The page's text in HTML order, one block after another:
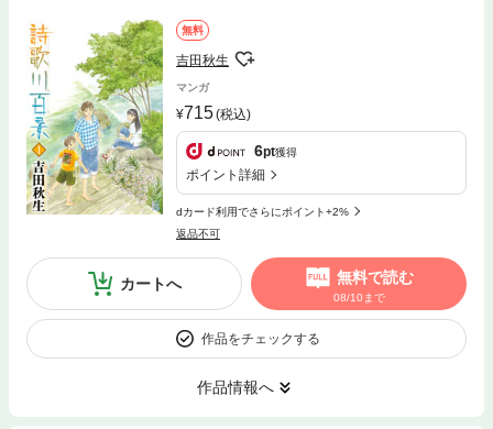
無料
吉田秋生
マンガ
715(税込)
6pt獲得
ポイント詳細
dカード利用でさらにポイント+2%
返品不可
カートへ 無料で読む
08/10まで
作品をチェックする
作品情報へ